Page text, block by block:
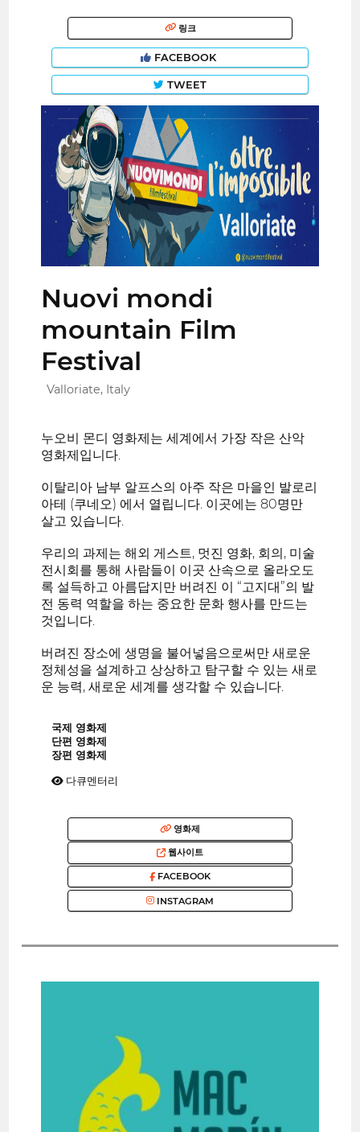
링크
FACEBOOK
TWEET
Nuovi mondi
mountain Film
Festival
Valloriate, Italy
누오비 몬디 영화제는 세계에서 가장 작은 산악
영화제입니다.
이탈리아 남부 알프스의 아주 작은 마을인 발로리
아테 (쿠네오) 에서 열립니다. 이곳에는 80명만
살고 있습니다.
우리의 과제는 해외 게스트, 멋진 영화, 회의, 미술
전시회를 통해 사람들이 이곳 산속으로 올라오도
록 설득하고 아름답지만 버려진 이 “고지대”의 발
전 동력 역할을 하는 중요한 문화 행사를 만드는
것입니다.
버려진 장소에 생명을 불어넣음으로써만 새로운
정체성을 설계하고 상상하고 탐구할 수 있는 새로
운 능력, 새로운 세계를 생각할 수 있습니다.
국제 영화제
단편 영화제
장편 영화제
다큐멘터리
영화제
웹사이트
FACEBOOK
INSTAGRAM